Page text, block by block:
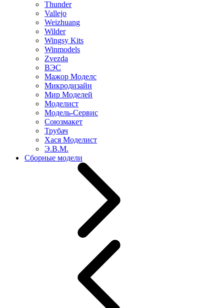
Thunder
Vallejo
Weizhuang
Wilder
Wingsy Kits
Winmodels
Zvezda
ВЭС
Мажор Моделс
Микродизайн
Мир Моделей
Моделист
Модель-Сервис
Союзмакет
Трубач
Хася Моделист
Э.В.М.
Сборные модели